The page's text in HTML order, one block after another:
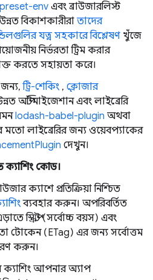
env এবং ব্রাউজারলিস্ট
বিকাশকারীরা তাদের
যত্ন সহকারে বিশ্লেষণ খুঁজে
নির্ভরতা ট্রিম করার
করতে সহায়তা করে।
জন্য,ট্রি-শেকিং , ক্লোজার
অপ্টিমাইজেশান এবং লাইব্রেরি
lodash-babel-plugin অথবা
লাইব্রেরির জন্য ওয়েবপ্যাকের
দেখুন।
ক্যাশিং কোড।
ক্যাশে প্রতিক্রিয়া নিশ্চিত
ব্যবহার করুন। অপরিবর্তিত
স্ক্রিপ্ট (সর্বোচ্চ বয়স) এবং
টোকেন (ETag) এর জন্য সর্বোত্তম
করুন।
ক্যাশিং আপনার অ্যাপ